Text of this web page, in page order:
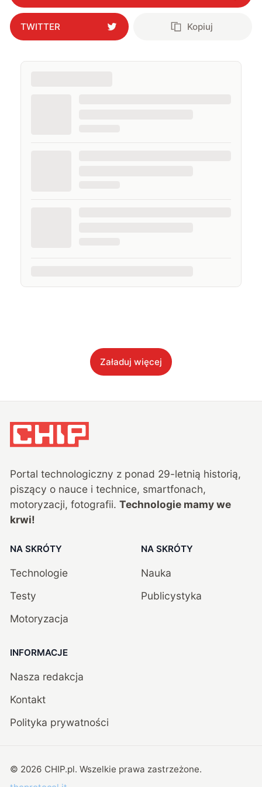
TWITTER Kopiuj
Załaduj więcej
Portal technologiczny z ponad 29-letnią historią,
piszący o nauce i technice, smartfonach,
motoryzacji, fotografii. Technologie mamy we
krwi!
NA SKRÓTY
Technologie
Testy
Motoryzacja
NA SKRÓTY
Nauka
Publicystyka
INFORMACJE
Nasza redakcja
Kontakt
Polityka prywatności
© 2026 CHIP.pl. Wszelkie prawa zastrzeżone.